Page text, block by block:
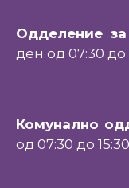
Одделение
ден од 07:30 до
Комунално
од 07:30 до